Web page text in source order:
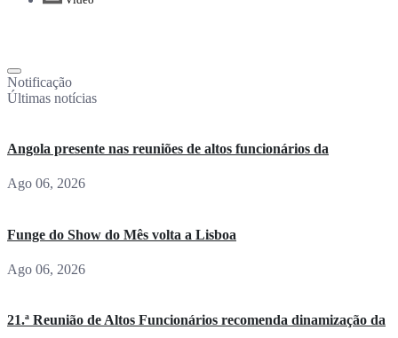
Notificação
Últimas notícias
Angola presente nas reuniões de altos funcionários da
Ago 06, 2026
Funge do Show do Mês volta a Lisboa
Ago 06, 2026
21.ª Reunião de Altos Funcionários recomenda dinamização da